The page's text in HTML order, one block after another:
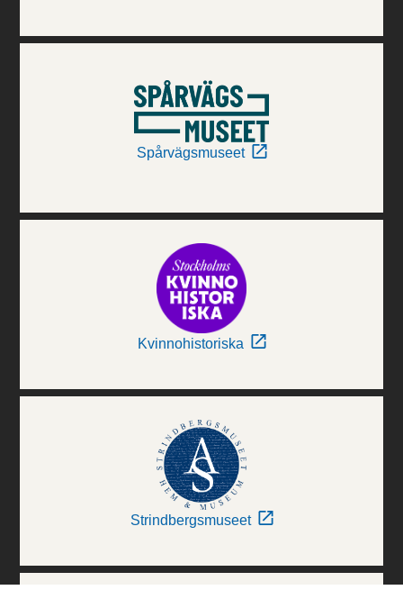
Spårvägsmuseet
Kvinnohistoriska
Strindbergsmuseet